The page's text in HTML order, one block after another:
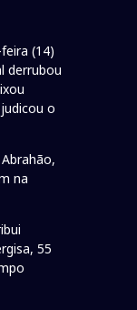
(14)
derrubou
o
na
55